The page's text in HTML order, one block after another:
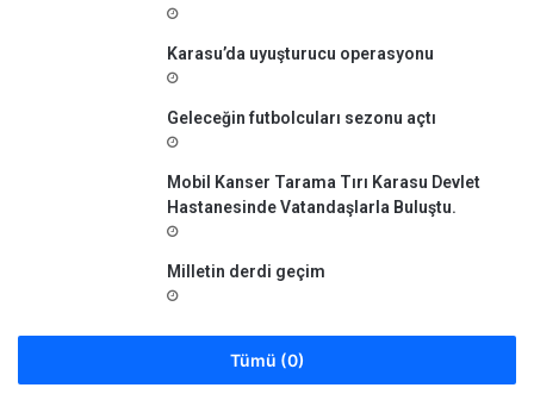
Karasu’da uyuşturucu operasyonu
Geleceğin futbolcuları sezonu açtı
Mobil Kanser Tarama Tırı Karasu Devlet
Hastanesinde Vatandaşlarla Buluştu.
Milletin derdi geçim
Tümü (0)